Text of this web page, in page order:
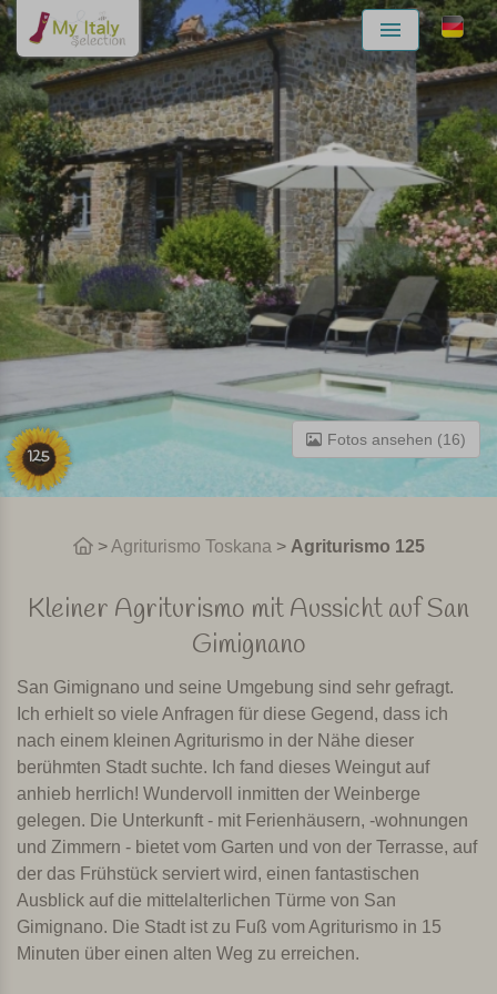
Menu
125
Fotos ansehen (16)
>Agriturismo Toskana > Agriturismo 125
Kleiner Agriturismo mit Aussicht auf San
Gimignano
San Gimignano und seine Umgebung sind sehr gefragt.
Ich erhielt so viele Anfragen für diese Gegend, dass ich
nach einem kleinen Agriturismo in der Nähe dieser
berühmten Stadt suchte. Ich fand dieses Weingut auf
anhieb herrlich! Wundervoll inmitten der Weinberge
gelegen. Die Unterkunft - mit Ferienhäusern, -wohnungen
und Zimmern - bietet vom Garten und von der Terrasse, auf
der das Frühstück serviert wird, einen fantastischen
Ausblick auf die mittelalterlichen Türme von San
Gimignano. Die Stadt ist zu Fuß vom Agriturismo in 15
Minuten über einen alten Weg zu erreichen.